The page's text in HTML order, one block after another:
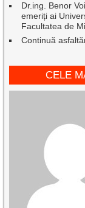
Dr.ing. Benor
emeriți ai
Facultatea de
Continuă
CELE